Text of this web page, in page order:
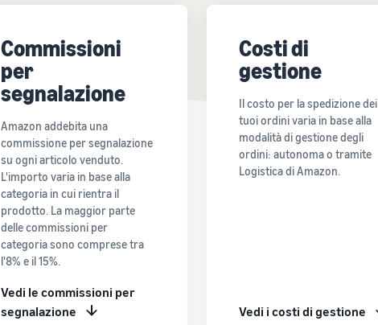
Commissioni
per
segnalazione
Amazon addebita una
commissione per segnalazione
su ogni articolo venduto.
L'importo varia in base alla
categoria in cui rientra il
prodotto. La maggior parte
delle commissioni per
categoria sono comprese tra
l'8% e il 15%.
Vedi le commissioni per
segnalazione
Costi di
gestione
Il costo per la spedizione dei
tuoi ordini varia in base alla
modalità di gestione degli
ordini: autonoma o tramite
Logistica di Amazon.
Vedi i costi di gestione